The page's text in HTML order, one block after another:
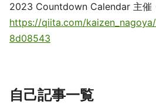
2023 Countdown Calendar 主催
https://qiita.com/
8d08543
自己記事一覧